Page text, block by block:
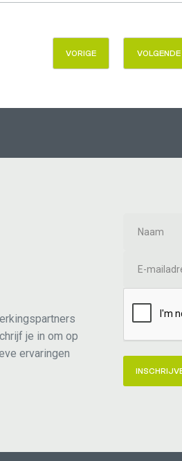
VORIGE VOLGENDE
je in om op
ervaringen